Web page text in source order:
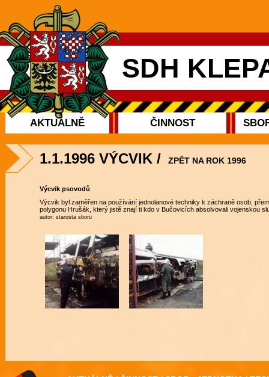
SDH
AKTUÁLNĚ ČINNOST
1.1.1996 VÝCVIK / ZPĚT NA ROK 1996
Výcvik psovodů
Výcvik byl zaměřen na používání jednolanové techniky k záchraně osob,
polygonu Hrušák, který jistě znají ti kdo v Bučovicích absolvovali vojenskou
autor: starosta sboru